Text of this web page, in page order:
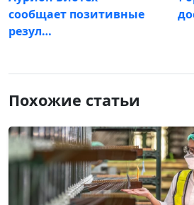
сообщает позитивные
резул…
Похожие статьи